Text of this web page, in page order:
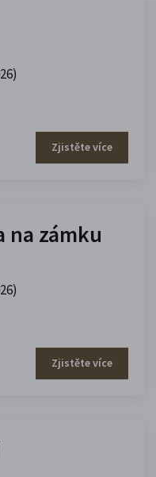
Zjistěte více
na zámku
Zjistěte více